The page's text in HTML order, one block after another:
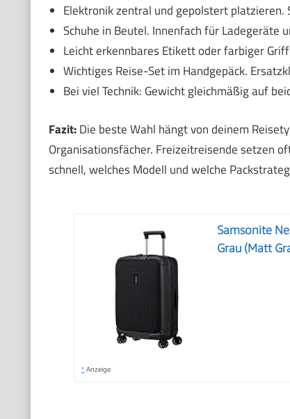
Elektronik zentral und gepolstert platzieren.
Schuhe in Beutel. Innenfach für Ladegeräte
Leicht erkennbares Etikett oder farbiger
Wichtiges Reise-Set im Handgepäck.
Bei viel Technik: Gewicht gleichmäßig auf
Fazit:Die beste Wahl hängt von deinem
Organisationsfächer. Freizeitreisende setzen
schnell, welches Modell und welche
Samsonite
Grau (Matt
* Anzeige